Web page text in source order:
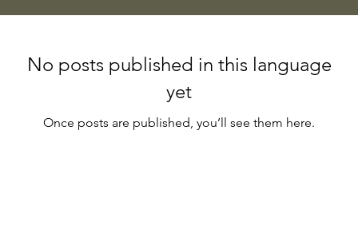
No posts published in this language
yet
Once posts are published, you’ll see them here.